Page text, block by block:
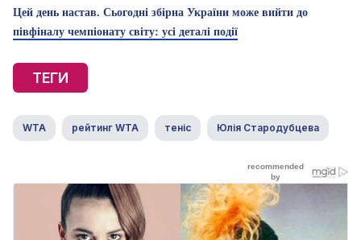
Цей день настав. Сьогодні збірна України може вийти до
півфіналу чемпіонату світу: усі деталі події
ТЕГИ
WTA рейтинг WTA теніс Юлія Стародубцева